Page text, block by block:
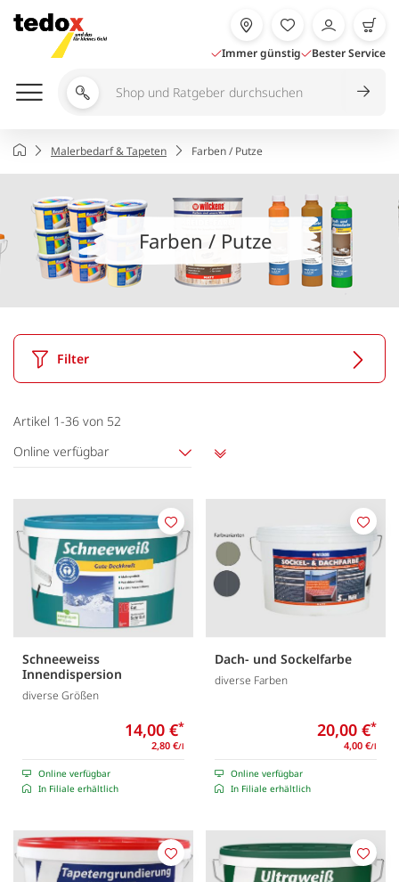
Inhalt
springen
Immer günstig Bester Service
Shop
durchsuchen
StartseiteMalerbedarf & Tapeten Farben / Putze
Farben / Putze
Filter
Artikel 1-36 von 52
Online verfügbar
Schneeweiss
Innendispersion
diverse Größen
14,00 €*
2,80 €/l
Online verfügbar
In Filiale erhältlich
Merken
Dach- und Sockelfarbe
diverse Farben
20,00 €*
4,00 €/l
Online verfügbar
In Filiale erhältlich
Merken